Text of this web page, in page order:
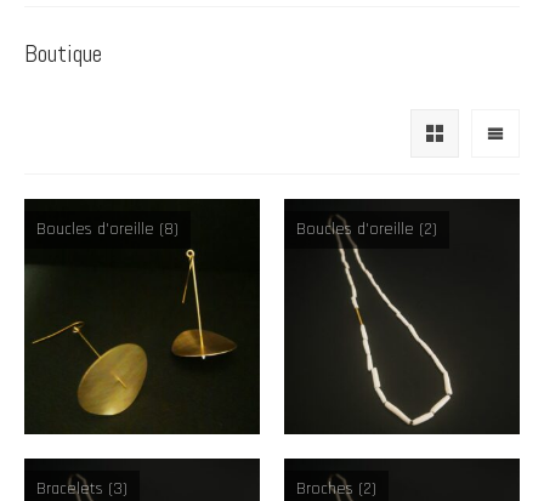
Boutique
Boucles d'oreille (8) Boucles d'oreille (2)
Bracelets (3) Broches (2)